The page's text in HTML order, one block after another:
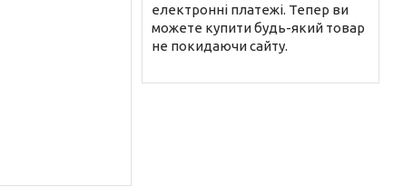
електронні платежі. Тепер ви
можете купити будь-який товар
не покидаючи сайту.